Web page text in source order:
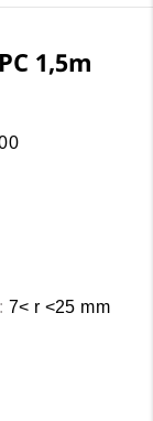
1,5m
7< r <25 mm